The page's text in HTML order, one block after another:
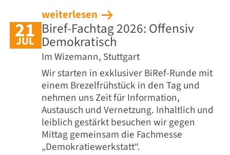
weiterlesen
21
JUL
Biref-Fachtag 2026: Offensiv
Demokratisch
Im Wizemann, Stuttgart
Wir starten in exklusiver BiRef-Runde mit
einem Brezelfrühstück in den Tag und
nehmen uns Zeit für Information,
Austausch und Vernetzung. Inhaltlich und
leiblich gestärkt besuchen wir gegen
Mittag gemeinsam die Fachmesse
„Demokratiewerkstatt“.